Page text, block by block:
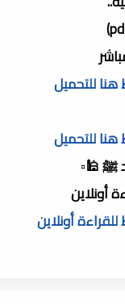
للتحميل
للتحميل
ﷺ 🕌▫️
أونلاين
أونلاين